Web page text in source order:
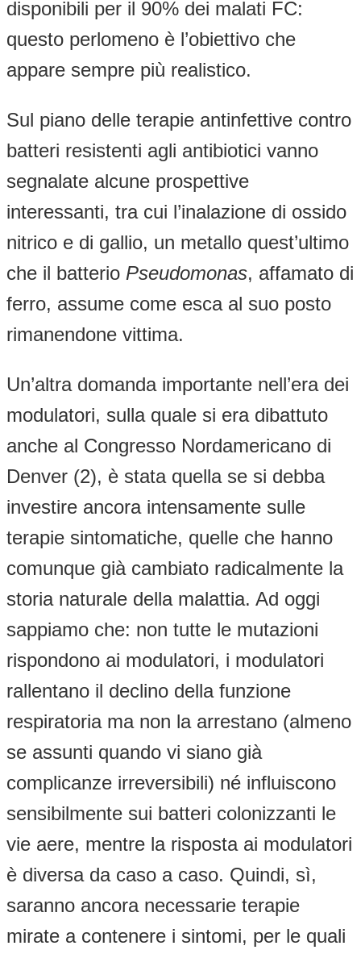
disponibili per il 90% dei malati FC:
questo perlomeno è l’obiettivo che
appare sempre più realistico.
Sul piano delle terapie antinfettive contro
batteri resistenti agli antibiotici vanno
segnalate alcune prospettive
interessanti, tra cui l’inalazione di ossido
nitrico e di gallio, un metallo quest’ultimo
che il batterio Pseudomonas, affamato di
ferro, assume come esca al suo posto
rimanendone vittima.
Un’altra domanda importante nell’era dei
modulatori, sulla quale si era dibattuto
anche al Congresso Nordamericano di
Denver (2), è stata quella se si debba
investire ancora intensamente sulle
terapie sintomatiche, quelle che hanno
comunque già cambiato radicalmente la
storia naturale della malattia. Ad oggi
sappiamo che: non tutte le mutazioni
rispondono ai modulatori, i modulatori
rallentano il declino della funzione
respiratoria ma non la arrestano (almeno
se assunti quando vi siano già
complicanze irreversibili) né influiscono
sensibilmente sui batteri colonizzanti le
vie aere, mentre la risposta ai modulatori
è diversa da caso a caso. Quindi, sì,
saranno ancora necessarie terapie
mirate a contenere i sintomi, per le quali